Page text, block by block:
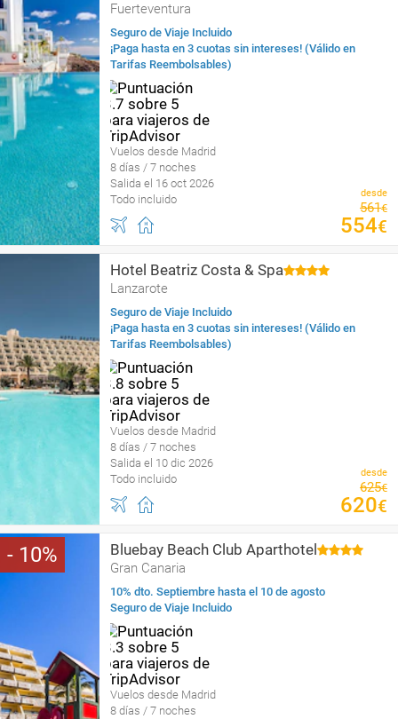
Fuerteventura
Seguro de Viaje Incluido
¡Paga hasta en 3 cuotas sin intereses! (Válido en
Tarifas Reembolsables)
Vuelos desde Madrid
8 días / 7 noches
Salida el 16 oct 2026
Todo incluido
desde
561€
554€
Hotel Beatriz Costa & Spa
Lanzarote
Seguro de Viaje Incluido
¡Paga hasta en 3 cuotas sin intereses! (Válido en
Tarifas Reembolsables)
Vuelos desde Madrid
8 días / 7 noches
Salida el 10 dic 2026
Todo incluido
desde
625€
620€
10 Bluebay Beach Club Aparthotel
Gran Canaria
10% dto. Septiembre hasta el 10 de agosto
Seguro de Viaje Incluido
Vuelos desde Madrid
8 días / 7 noches